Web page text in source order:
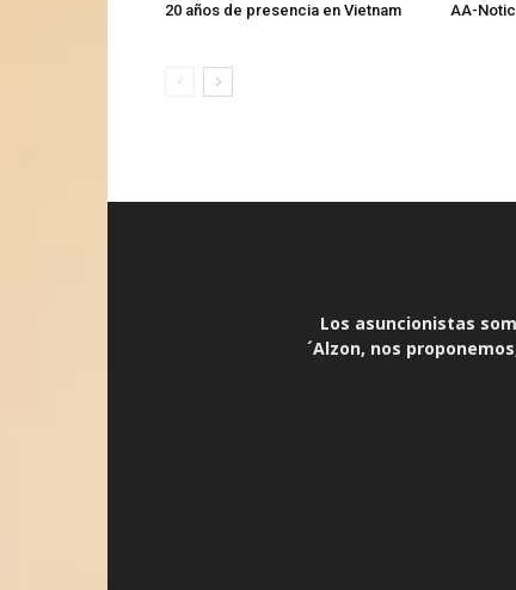
20 años de presencia en Vietnam AA-
Los asuncionistas
´Alzon, nos